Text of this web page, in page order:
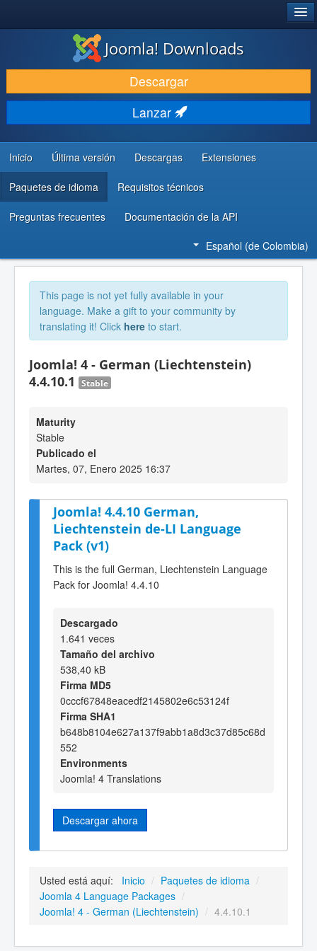
DESCARGAR
DESCUBRE Y APRENDE
COMUNIDAD Y AYUDA
RECURSOS PARA DESARROLLADORES
Joomla! Downloads
Descargar
Lanzar
Inicio Última versión Descargas Extensiones
Paquetes de idioma Requisitos técnicos
Preguntas frecuentes Documentación de la API
Español (de Colombia)
This page is not yet fully available in your
language. Make a gift to your community by
translating it! Click here to start.
Joomla! 4 - German (Liechtenstein)
4.4.10.1
Stable
Maturity
Stable
Publicado el
Martes, 07, Enero 2025 16:37
Joomla! 4.4.10 German,
Liechtenstein de-LI Language
Pack (v1)
This is the full German, Liechtenstein Language
Pack for Joomla! 4.4.10
Descargado
1.641 veces
Tamaño del archivo
538,40 kB
Firma MD5
0cccf67848eacedf2145802e6c53124f
Firma SHA1
b648b8104e627a137f9abb1a8d3c37d85c68d
552
Environments
Joomla! 4 Translations
Descargar ahora
Usted está aquí: Inicio / Paquetes de idioma /
Joomla 4 Language Packages /
Joomla! 4 - German (Liechtenstein) / 4.4.10.1